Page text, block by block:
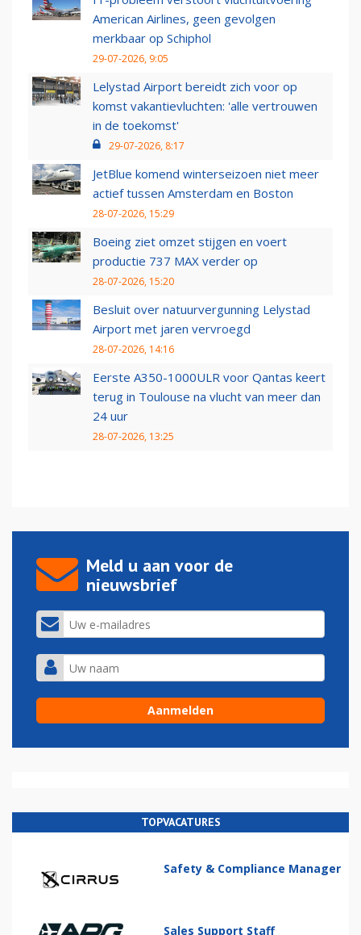
American Airlines, geen gevolgen
merkbaar op Schiphol
29-07-2026, 9:05
Lelystad Airport bereidt zich voor op
komst vakantievluchten: 'alle vertrouwen
in de toekomst'
29-07-2026, 8:17
JetBlue komend winterseizoen niet meer
actief tussen Amsterdam en Boston
28-07-2026, 15:29
Boeing ziet omzet stijgen en voert
productie 737 MAX verder op
28-07-2026, 15:20
Besluit over natuurvergunning Lelystad
Airport met jaren vervroegd
28-07-2026, 14:16
Eerste A350-1000ULR voor Qantas keert
terug in Toulouse na vlucht van meer dan
24 uur
28-07-2026, 13:25
Meld u aan voor de
nieuwsbrief
TOPVACATURES
Safety & Compliance Manager
Sales Support Staff